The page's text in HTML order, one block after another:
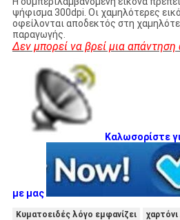
ψήφισμα 300dpi. Οι χαμηλότερες
οφείλονται αποδεκτός στη
παραγωγής.
Δεν μπορεί να βρεί μια
Καλωσορίστε
με μας
Κυματοειδές λόγο εμφανίζει